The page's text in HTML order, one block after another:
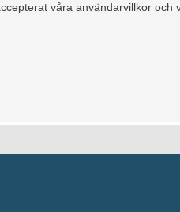
våra användarvillkor